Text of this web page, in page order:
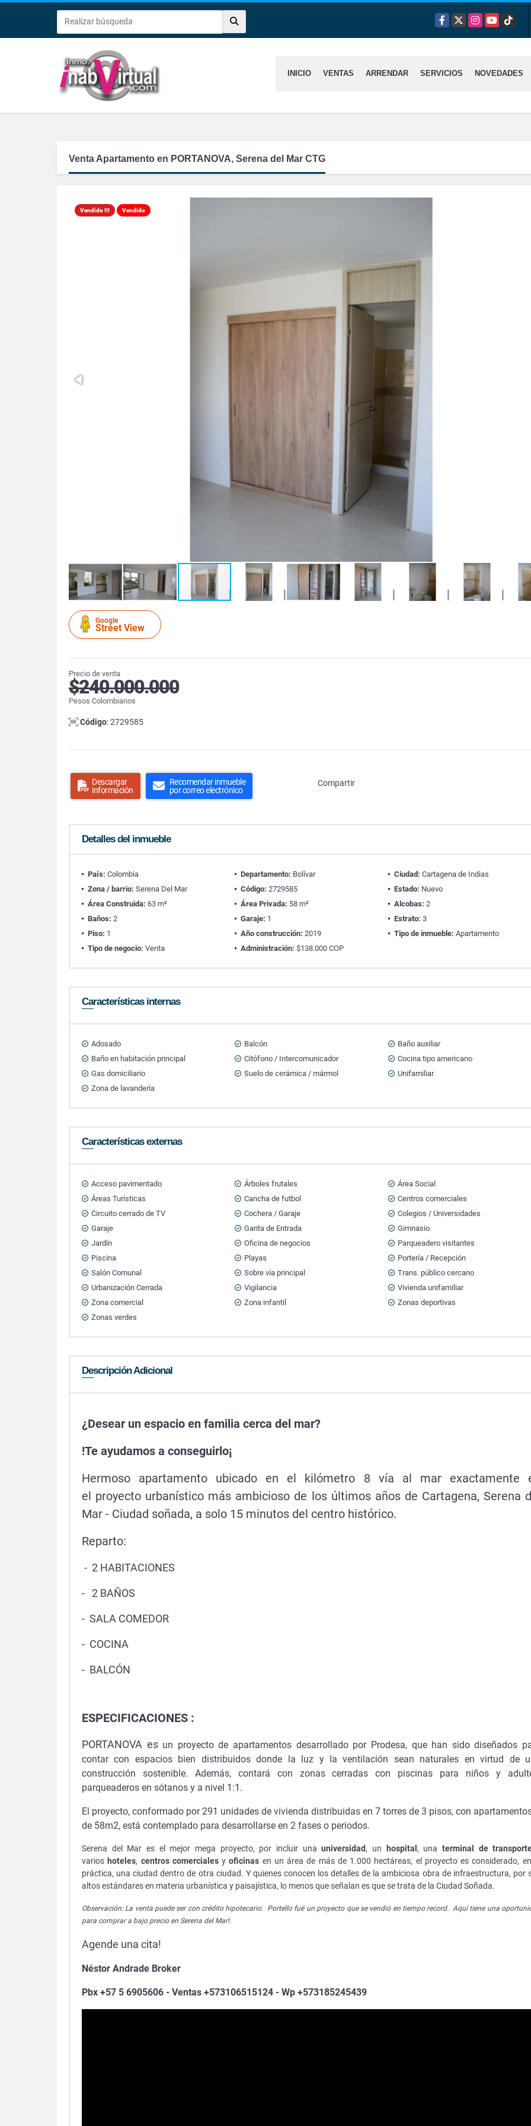
Facebook
X Instagram
YouTubeTikTok
INICIO VENTAS ARRENDAR SERVICIOS NOVEDADES
Venta Apartamento en PORTANOVA, Serena del Mar CTG
Vendido !!! Vendido
Google
Street View
Precio de venta
$240.000.000
Pesos Colombianos
Código: 2729585
Descargar
información
Recomendar inmueble
por correo electrónico
Compartir
Detalles del inmueble
País: Colombia Departamento: Bolívar Ciudad: Cartagena de Indias
Zona / barrio: Serena Del Mar Código: 2729585 Estado: Nuevo
Área Construida: 63 m² Área Privada: 58 m² Alcobas: 2
Baños: 2 Garaje: 1 Estrato: 3
Piso: 1 Año construcción: 2019 Tipo de inmueble: Apartamento
Tipo de negocio: Venta Administración: $138.000 COP
Características internas
Adosado Balcón
Baño auxiliar
Baño en habitación principal
Citófono / Intercomunicador
Cocina tipo americano
Gas domiciliario
Suelo de cerámica / mármol
Unifamiliar
Zona de lavandería
Características externas
Acceso pavimentado Árboles frutales
Área Social
Áreas Turísticas
Cancha de futbol
Centros comerciales
Circuito cerrado de TV
Cochera / Garaje
Colegios / Universidades
Garaje
Garita de Entrada
Gimnasio
Jardín
Oficina de negocios
Parqueadero visitantes
Piscina
Playas
Portería / Recepción
Salón Comunal
Sobre vía principal
Trans. público cercano
Urbanización Cerrada
Vigilancia
Vivienda unifamiliar
Zona comercial
Zona infantil
Zonas deportivas
Zonas verdes
Descripción Adicional
¿Desear un espacio en familia cerca del mar?
!Te ayudamos a conseguirlo¡
Hermoso apartamento ubicado en el kilómetro 8 vía al mar exactamente
el proyecto urbanístico más ambicioso de los últimos años de Cartagena, Serena
Mar - Ciudad soñada, a solo 15 minutos del centro histórico.
Reparto:
- 2 HABITACIONES
- 2 BAÑOS
- SALA COMEDOR
- COCINA
- BALCÓN
ESPECIFICACIONES :
PORTANOVA esun proyecto de apartamentos desarrollado por Prodesa, que han sido diseñados
contar con espacios bien distribuidos donde la luz y la ventilación sean naturales en virtud de
construcción sostenible. Además, contará con zonas cerradas con piscinas para niños y
parqueaderos en sótanos y a nivel 1:1.
El proyecto, conformado por 291 unidades de vivienda distribuidas en 7 torres de 3 pisos, con
de 58m2, está contemplado para desarrollarse en 2 fases o periodos.
Serena del Mar es el mejor mega proyecto, por incluir unauniversidad, un hospital , unaterminal de
varios hoteles, centros comercialesyoficinas en un área de más de 1.000 hectáreas, el proyecto es considerado,
práctica, una ciudad dentro de otra ciudad. Y quienes conocen los detalles de la ambiciosa obra de infraestructura, por
altos estándares en materia urbanística y paisajística, lo menos que señalan es que se trata de la Ciudad Soñada.
Observación: La venta puede ser con crédito hipotecario. Portello fué un proyecto que se vendió en tiempo record. Aquí tiene una
para comprar a bajo precio en Serena del Mar!.
Agende una cita!
Néstor Andrade Broker
Pbx +57 5 6905606 - Ventas +573106515124 - Wp +573185245439